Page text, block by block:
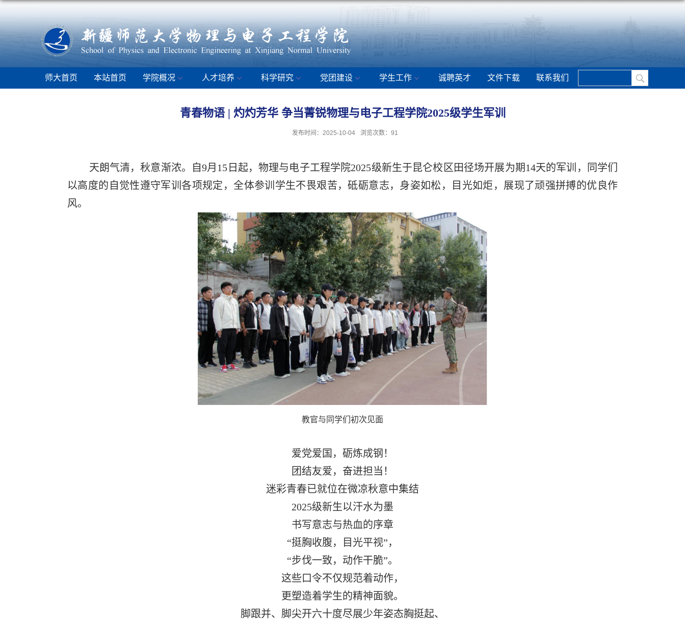
师大首页 本站首页 学院概况 人才培养 科学研究 党团建设 学生工作 诚聘英才 文件下载 联系我们
青春物语 | 灼灼芳华 争当菁锐物理与电子工程学院2025级学生军训
发布时间：2025-10-04 浏览次数： 91
天朗气清，秋意渐浓。自9月15日起，物理与电子工程学院2025级新生于昆仑校区田径场开展为期14天的军训，同学们
以高度的自觉性遵守军训各项规定，全体参训学生不畏艰苦，砥砺意志，身姿如松，目光如炬，展现了顽强拼搏的优良作
风。
教官与同学们初次见面
爱党爱国，砺炼成钢！
团结友爱，奋进担当！
迷彩青春已就位在微凉秋意中集结
2025级新生以汗水为墨
书写意志与热血的序章
“挺胸收腹，目光平视”，
“步伐一致，动作干脆”。
这些口令不仅规范着动作，
更塑造着学生的精神面貌。
脚跟并、脚尖开六十度尽展少年姿态胸挺起、